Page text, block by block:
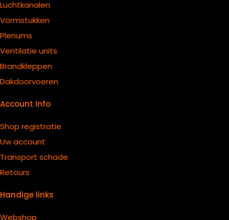
Luchtkanalen
Vormstukken
Plenums
Ventilatie units
Brandkleppen
Dakdoorvoeren
Account Info
Shop registratie
Uw account
Transport schade
Retours
Handige links
Webshop